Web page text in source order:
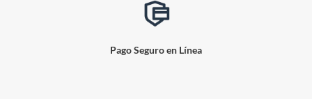
Pago Seguro en Línea